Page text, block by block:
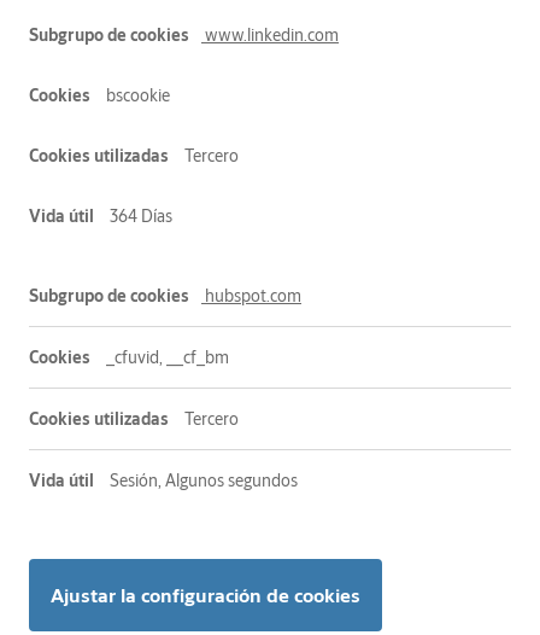
www.linkedin.com
bscookie
Tercero
364 Días
hubspot.com
_cfuvid, __cf_bm
Tercero
Sesión, Algunos segundos
Ajustar la configuración de cookies